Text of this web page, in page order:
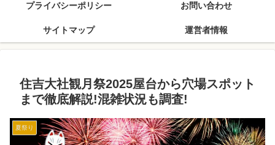
プライバシーポリシー お問い合わせ
サイトマップ 運営者情報
住吉大社観月祭2025屋台から穴場スポット
まで徹底解説!混雑状況も調査!
夏祭り